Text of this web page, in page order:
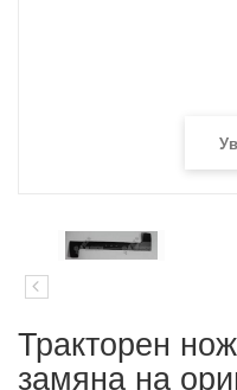
Тракторен
замяна на